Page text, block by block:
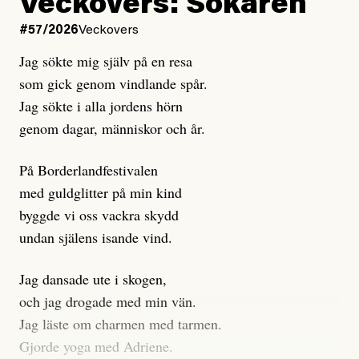
Dagens ETC arbetar med ”opålitliga källor” för att
klickbete är inte intressant för Dagens ETC.
Journalistiken är låst. En klatschig men korrekt rubrik
gör förhoppningsvis att en nyfiken beställer
prenumeration, men den avslutas sekunder senare om
dessa granskningar på olika källor, alltifrån domar till
en mängd intervjupersoner, inklusive generös
möjlighet att bemöta för såväl personen vars motiv att
engagera sig i Palestinarörelsen ifrågasätts som de
grupper där Säpo-resursen samlade in uppgifter.
Researchen är grundlig.
Möjligen är det egentligen inte journalistikens metod
Veckovers: Sökaren
#57/2026Veckovers
Jag sökte mig själv på en resa
som gick genom vindlande spår.
Jag sökte i alla jordens hörn
genom dagar, människor och år.
På Borderlandfestivalen
med guldglitter på min kind
byggde vi oss vackra skydd
undan själens isande vind.
Jag dansade ute i skogen,
och jag drogade med min vän.
Jag läste om charmen med tarmen.
Gjorde yoga med Adriene.